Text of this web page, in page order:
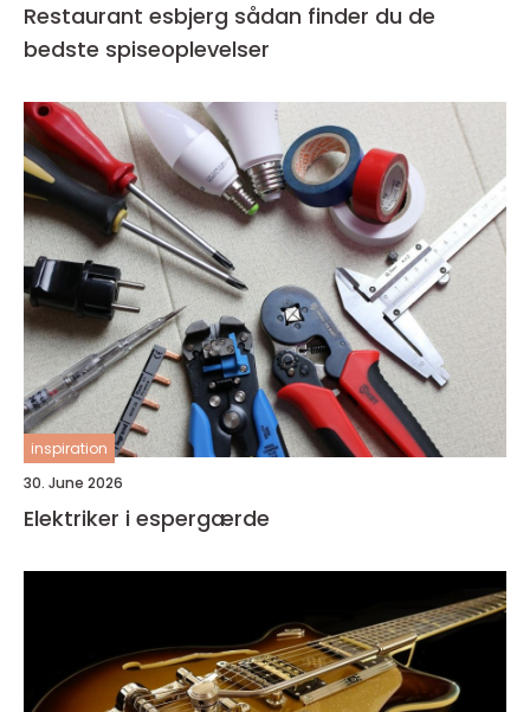
Restaurant esbjerg sådan finder du de
bedste spiseoplevelser
inspiration
30. June 2026
Elektriker i espergærde